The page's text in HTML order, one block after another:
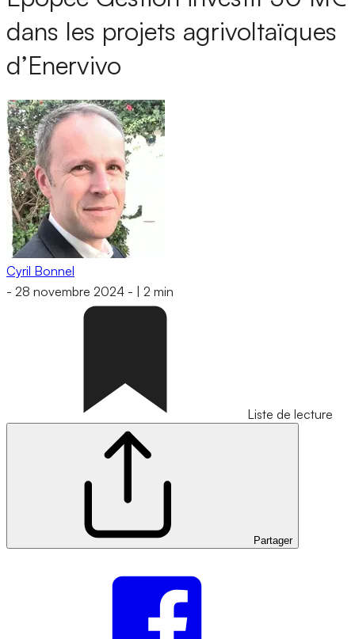
dans les projets agrivoltaïques
d’Enervivo
Cyril Bonnel
- 28 novembre 2024 - 2 min
Liste de lecture
Partager